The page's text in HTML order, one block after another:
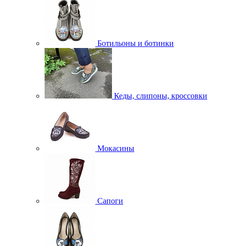
Ботильоны и ботинки
Кеды, слипоны, кроссовки
Мокасины
Сапоги